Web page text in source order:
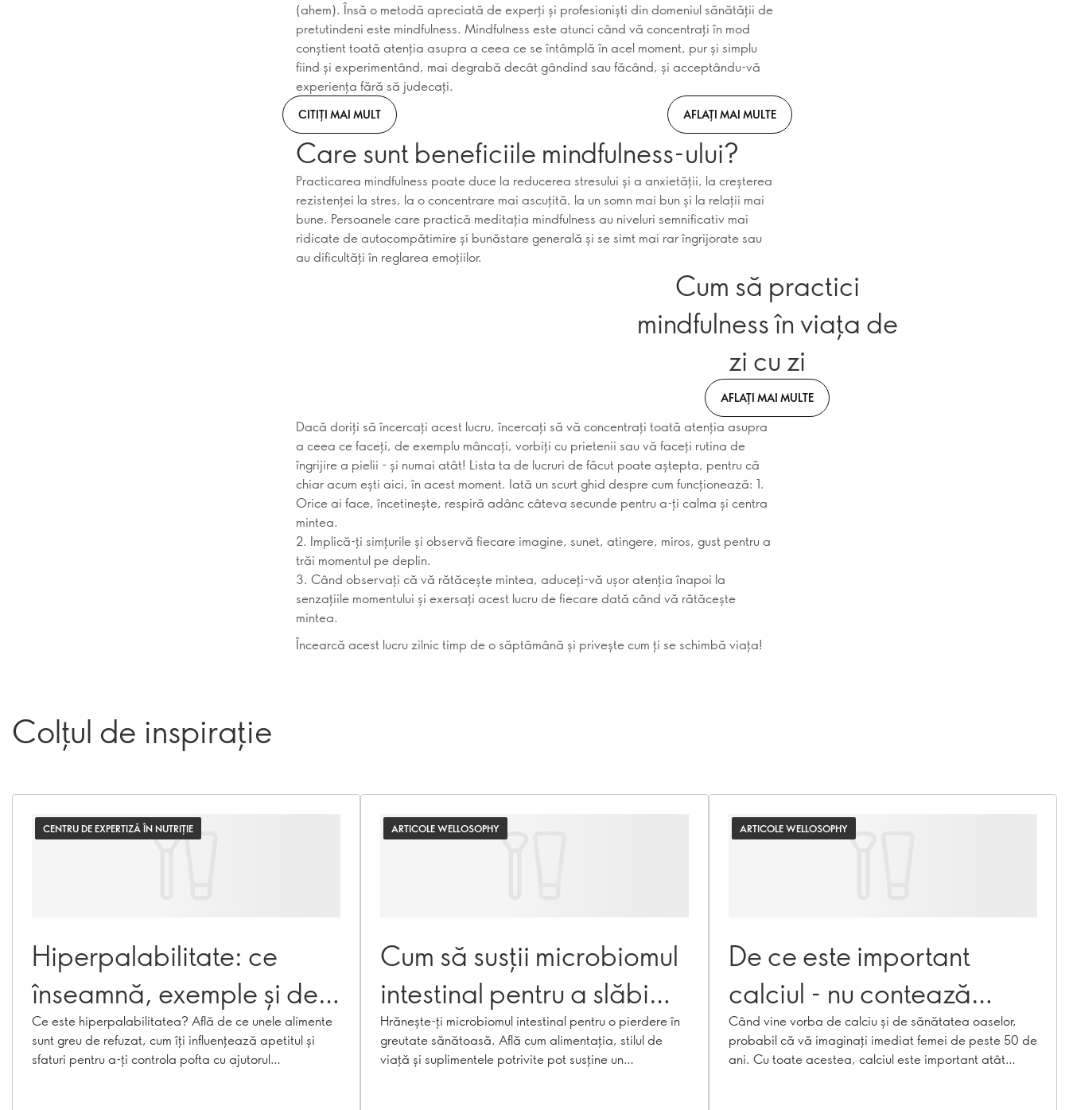
(ahem). Însă o metodă apreciată de experți și profesioniști din domeniul sănătății de
pretutindeni este mindfulness. Mindfulness este atunci când vă concentrați în mod
conștient toată atenția asupra a ceea ce se întâmplă în acel moment, pur și simplu
fiind și experimentând, mai degrabă decât gândind sau făcând, și acceptându-vă
experiența fără să judecați.
CITIȚI MAI MULT AFLAȚI MAI MULTE
Care sunt beneficiile mindfulness-ului?
Practicarea mindfulness poate duce la reducerea stresului și a anxietății, la creșterea
rezistenței la stres, la o concentrare mai ascuțită, la un somn mai bun și la relații mai
bune. Persoanele care practică meditația mindfulness au niveluri semnificativ mai
ridicate de autocompătimire și bunăstare generală și se simt mai rar îngrijorate sau
au dificultăți în reglarea emoțiilor.
Cum să practici
mindfulness în viața de
zi cu zi
AFLAȚI MAI MULTE
Dacă doriți să încercați acest lucru, încercați să vă concentrați toată atenția asupra
a ceea ce faceți, de exemplu mâncați, vorbiți cu prietenii sau vă faceți rutina de
îngrijire a pielii - și numai atât! Lista ta de lucruri de făcut poate aștepta, pentru că
chiar acum ești aici, în acest moment. Iată un scurt ghid despre cum funcționează: 1.
Orice ai face, încetinește, respiră adânc câteva secunde pentru a-ți calma și centra
mintea.
2. Implică-ți simțurile și observă fiecare imagine, sunet, atingere, miros, gust pentru a
trăi momentul pe deplin.
3. Când observați că vă rătăcește mintea, aduceți-vă ușor atenția înapoi la
senzațiile momentului și exersați acest lucru de fiecare dată când vă rătăcește
mintea.
Încearcă acest lucru zilnic timp de o săptămână și privește cum ți se schimbă viața!
Colțul de inspirație
CENTRU DE EXPERTIZĂ ÎN NUTRIȚIE
Hiperpalabilitate: ce
înseamnă, exemple și de
ce nu te poți opri din
mâncat
Ce este hiperpalabilitatea? Află de ce unele alimente
sunt greu de refuzat, cum îți influențează apetitul și
sfaturi pentru a-ți controla pofta cu ajutorul
ARTICOLE WELLOSOPHY
Cum să susții microbiomul
intestinal pentru a slăbi
sănătos
Hrănește-ți microbiomul intestinal pentru o pierdere în
greutate sănătoasă. Află cum alimentația, stilul de
viață și suplimentele potrivite pot susține un
ARTICOLE WELLOSOPHY
De ce este important
calciul - nu contează
vârsta!
Când vine vorba de calciu și de sănătatea oaselor,
probabil că vă imaginați imediat femei de peste 50 de
ani. Cu toate acestea, calciul este important atât